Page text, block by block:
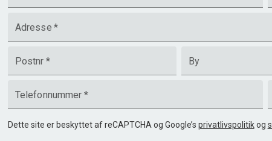
Adresse *
Postnr * By
Telefonnummer *
Dette site er beskyttet af reCAPTCHA og Google’s privatlivspolitik og